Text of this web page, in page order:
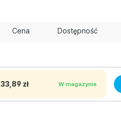
Cena Dostępność
33,89 zł W magazynie